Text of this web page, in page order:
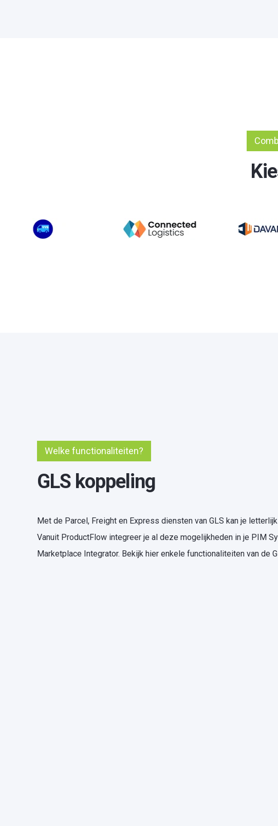
Welke functionaliteiten?
GLS koppeling
Met de Parcel, Freight en Express diensten van GLS kan je
Vanuit ProductFlow integreer je al deze mogelijkheden in je PIM
Marketplace Integrator. Bekijk hier enkele functionaliteiten van de